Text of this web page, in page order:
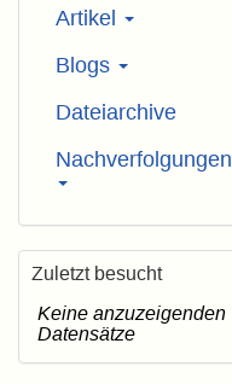
Artikel
Blogs
Dateiarchive
Nachverfolgungen
Zuletzt besucht
Keine anzuzeigenden
Datensätze